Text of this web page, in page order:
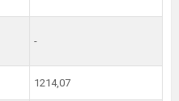
-
1214,07